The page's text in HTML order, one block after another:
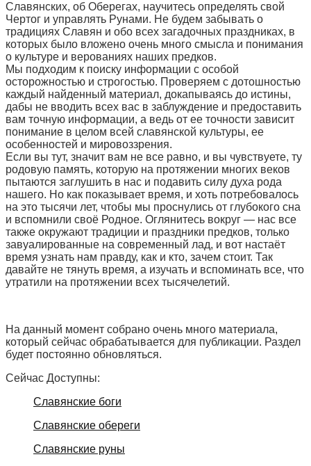
Славянских, об Оберегах, научитесь определять свой
Чертог и управлять Рунами. Не будем забывать о
традициях Славян и обо всех загадочных праздниках, в
которых было вложено очень много смысла и понимания
о культуре и верованиях наших предков.
Мы подходим к поиску информации с особой
осторожностью и строгостью. Проверяем с дотошностью
каждый найденный материал, докапываясь до истины,
дабы не вводить всех вас в заблуждение и предоставить
вам точную информации, а ведь от ее точности зависит
понимание в целом всей славянской культуры, ее
особенностей и мировоззрения.
Если вы тут, значит вам не все равно, и вы чувствуете, ту
родовую память, которую на протяжении многих веков
пытаются заглушить в нас и подавить силу духа рода
нашего. Но как показывает время, и хоть потребовалось
на это тысячи лет, чтобы мы проснулись от глубокого сна
и вспомнили своё Родное. Оглянитесь вокруг — нас все
также окружают традиции и праздники предков, только
завуалированные на современный лад, и вот настаёт
время узнать нам правду, как и кто, зачем стоит. Так
давайте не тянуть время, а изучать и вспоминать все, что
утратили на протяжении всех тысячелетий.
На данный момент собрано очень много материала,
который сейчас обрабатывается для публикации. Раздел
будет постоянно обновляться.
Сейчас Доступны:
Славянские боги
Славянские обереги
Славянские руны